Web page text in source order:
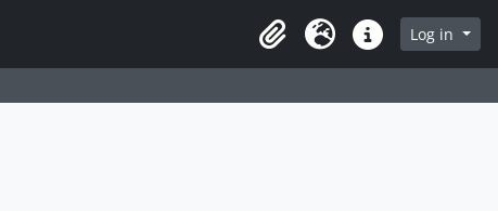
ClipboardLanguageQuick linksLog in